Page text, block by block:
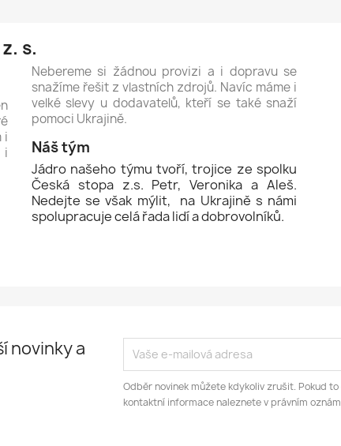
s.
i
i
Nebereme si žádnou provizi a i dopravu se
snažíme řešit z vlastních zdrojů. Navíc máme i
velké slevy u dodavatelů, kteří se také snaží
pomoci Ukrajině.
Náš tým
Jádro našeho týmu tvoří, trojice ze spolku
Česká stopa z.s. Petr, Veronika a Aleš.
Nedejte se však mýlit, na Ukrajině s námi
spolupracuje celá řada lidí a dobrovolníků.
novinky a
Odběr novinek můžete kdykoliv zrušit. Pokud
kontaktní informace naleznete v právním